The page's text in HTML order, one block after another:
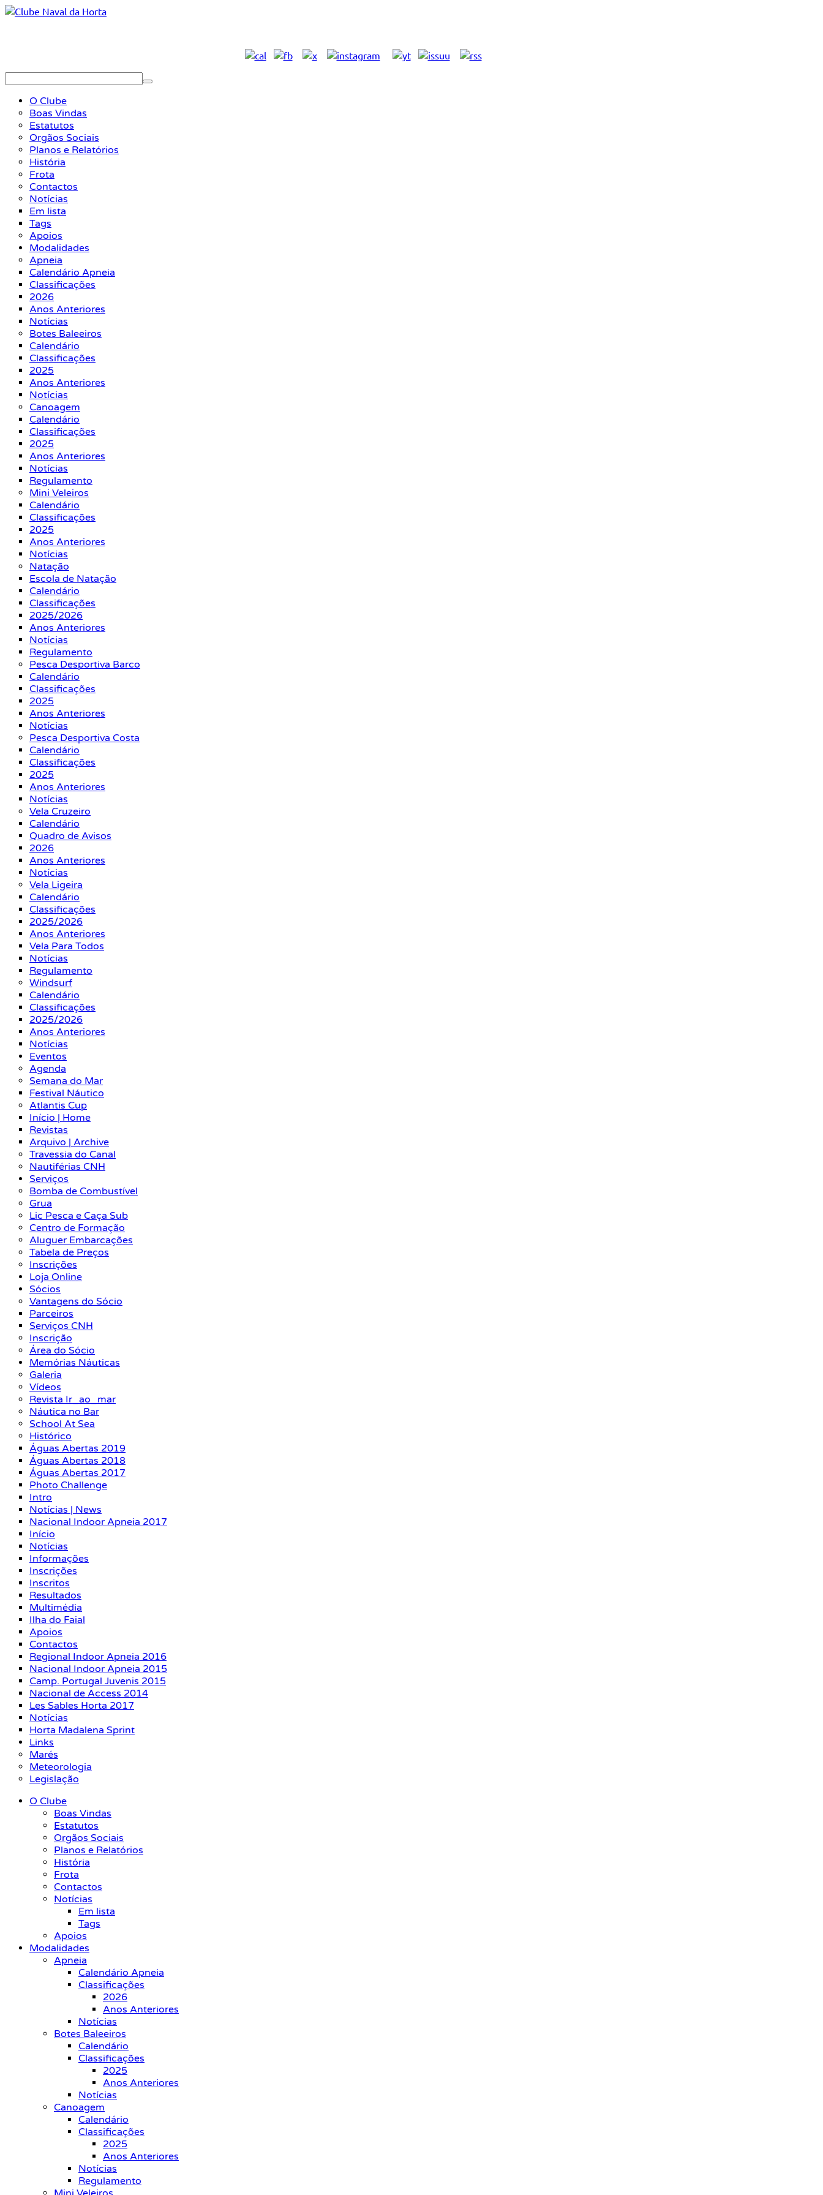
O Clube
Boas Vindas
Estatutos
Orgãos Sociais
Planos e Relatórios
História
Frota
Contactos
Notícias
Em lista
Tags
Apoios
Modalidades
Apneia
Calendário Apneia
Classificações
2026
Anos Anteriores
Notícias
Botes Baleeiros
Calendário
Classificações
2025
Anos Anteriores
Notícias
Canoagem
Calendário
Classificações
2025
Anos Anteriores
Notícias
Regulamento
Mini Veleiros
Calendário
Classificações
2025
Anos Anteriores
Notícias
Natação
Escola de Natação
Calendário
Classificações
2025/2026
Anos Anteriores
Notícias
Regulamento
Pesca Desportiva Barco
Calendário
Classificações
2025
Anos Anteriores
Notícias
Pesca Desportiva Costa
Calendário
Classificações
2025
Anos Anteriores
Notícias
Vela Cruzeiro
Calendário
Quadro de Avisos
2026
Anos Anteriores
Notícias
Vela Ligeira
Calendário
Classificações
2025/2026
Anos Anteriores
Vela Para Todos
Notícias
Regulamento
Windsurf
Calendário
Classificações
2025/2026
Anos Anteriores
Notícias
Eventos
Agenda
Semana do Mar
Festival Náutico
Atlantis Cup
Início | Home
Revistas
Arquivo | Archive
Travessia do Canal
Nautiférias CNH
Serviços
Bomba de Combustível
Grua
Lic Pesca e Caça Sub
Centro de Formação
Aluguer Embarcações
Tabela de Preços
Inscrições
Loja Online
Sócios
Vantagens do Sócio
Parceiros
Serviços CNH
Inscrição
Área do Sócio
Memórias Náuticas
Galeria
Vídeos
Revista Ir_ao_mar
Náutica no Bar
School At Sea
Histórico
Águas Abertas 2019
Águas Abertas 2018
Águas Abertas 2017
Photo Challenge
Intro
Notícias | News
Nacional Indoor Apneia 2017
Início
Notícias
Informações
Inscrições
Inscritos
Resultados
Multimédia
Ilha do Faial
Apoios
Contactos
Regional Indoor Apneia 2016
Nacional Indoor Apneia 2015
Camp. Portugal Juvenis 2015
Nacional de Access 2014
Les Sables Horta 2017
Notícias
Horta Madalena Sprint
Links
Marés
Meteorologia
Legislação
O Clube
Boas Vindas
Estatutos
Orgãos Sociais
Planos e Relatórios
História
Frota
Contactos
Notícias
Em lista
Tags
Apoios
Modalidades
Apneia
Calendário Apneia
Classificações
2026
Anos Anteriores
Notícias
Botes Baleeiros
Calendário
Classificações
2025
Anos Anteriores
Notícias
Canoagem
Calendário
Classificações
2025
Anos Anteriores
Notícias
Regulamento